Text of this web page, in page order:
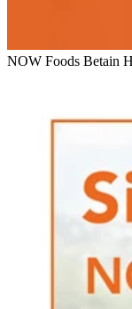
NOW Foods Betain